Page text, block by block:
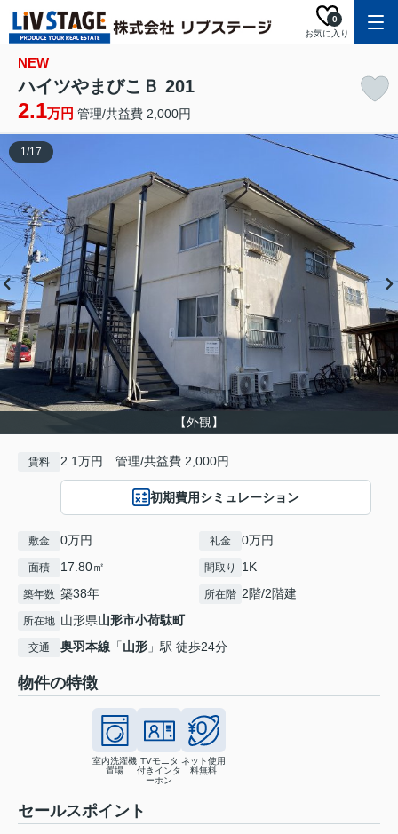
お気に入り
0
NEW
ハイツやまびこＢ 201
2.1万円 管理/共益費 2,000円
【外観】
1/17
賃料 2.1万円 管理/共益費 2,000円
初期費用シミュレーション
敷金 0万円 礼金 0万円
面積 17.80㎡ 間取り 1K
築年数 築38年 所在階 2階/2階建
所在地 山形県山形市小荷駄町
交通 奥羽本線 「山形 」駅 徒歩24分
物件の特徴
室内洗濯機
置場
TVモニタ
付きインタ
ーホン
ネット使用
料無料
セールスポイント